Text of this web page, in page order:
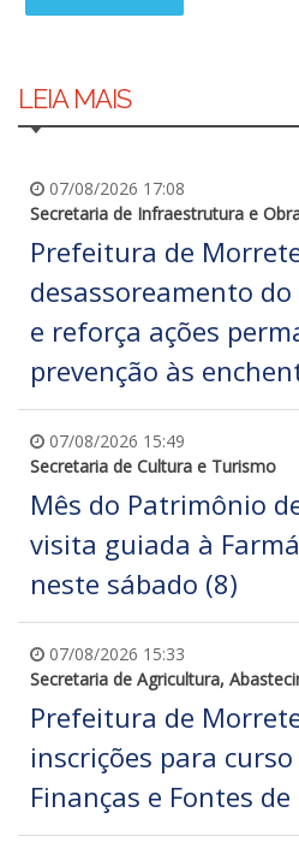
LEIA MAIS
07/08/2026 17:08
Secretaria de Infraestrutura e
Prefeitura de
desassoreamento do
e reforça ações
prevenção às
07/08/2026 15:49
Secretaria de Cultura e Turismo
Mês do Patrimônio
visita guiada à
neste sábado (8)
07/08/2026 15:33
Secretaria de Agricultura,
Prefeitura de
inscrições para
Finanças e Fontes